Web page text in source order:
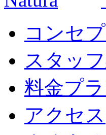
コンセ
スタッ
料金プ
アクセス